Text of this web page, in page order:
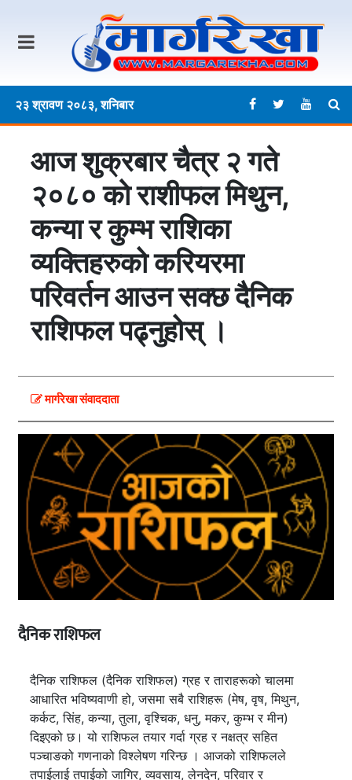
२३ श्रावण २०८३, शनिबार
आज शुक्रबार चैत्र २ गते
२०८० काे राशीफल मिथुन,
कन्या र कुम्भ राशिका
व्यक्तिहरुको करियरमा
परिवर्तन आउन सक्छ दैनिक
राशिफल पढ्नुहोस् ।
मार्गरेखा संवाददाता
दैनिक राशिफल
दैनिक राशिफल (दैनिक राशिफल) ग्रह र ताराहरूको चालमा
आधारित भविष्यवाणी हो, जसमा सबै राशिहरू (मेष, वृष, मिथुन,
कर्कट, सिंह, कन्या, तुला, वृश्चिक, धनु, मकर, कुम्भ र मीन)
दिइएको छ। यो राशिफल तयार गर्दा ग्रह र नक्षत्र सहित
पञ्चाङको गणनाको विश्लेषण गरिन्छ । आजको राशिफलले
तपाईलाई तपाईको जागिर, व्यवसाय, लेनदेन, परिवार र